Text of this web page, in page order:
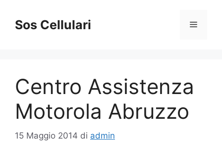
contenuto
Sos Cellulari Menu
Centro Assistenza
Motorola Abruzzo
15 Maggio 2014 di admin